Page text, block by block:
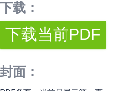
下载：
封面：